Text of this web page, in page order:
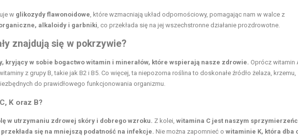
w glikozydy flawonoidowe, które wzmacniają układ odpornościowy, pomagając nam w walce z
alkaloidy i garbniki, co przekłada się na jej wszechstronne działanie prozdrowotne.
znajdują się w pokrzywie?
kryjący w sobie bogactwo witamin i minerałów, które wspierają nasze zdrowie. Oprócz witamin
z grupy B, takie jak B2 i B5. Co więcej, ta niepozorna roślina to doskonałe źródło żelaza, krzemu,
do prawidłowego funkcjonowania organizmu.
K oraz B?
w utrzymaniu zdrowej skóry i dobrego wzroku. Z kolei, witamina C jest naszym
się na mniejszą podatność na infekcje. Nie można zapomnieć o witaminie K, która dba